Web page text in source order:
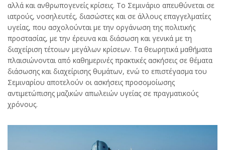
αλλά και ανθρωπογενείς κρίσεις. Το Σεμινάριο απευθύνεται σε
ιατρούς, νοσηλευτές, διασώστες και σε άλλους επαγγελματίες
υγείας, που ασχολούνται με την οργάνωση της πολιτικής
προστασίας, με την έρευνα και διάσωση και γενικά με τη
διαχείριση τέτοιων μεγάλων κρίσεων. Τα θεωρητικά μαθήματα
πλαισιώνονται από καθημερινές πρακτικές ασκήσεις σε θέματα
διάσωσης και διαχείρισης θυμάτων, ενώ το επιστέγασμα του
Σεμιναρίου αποτελούν οι ασκήσεις προσομοίωσης
αντιμετώπισης μαζικών απωλειών υγείας σε πραγματικούς
χρόνους.